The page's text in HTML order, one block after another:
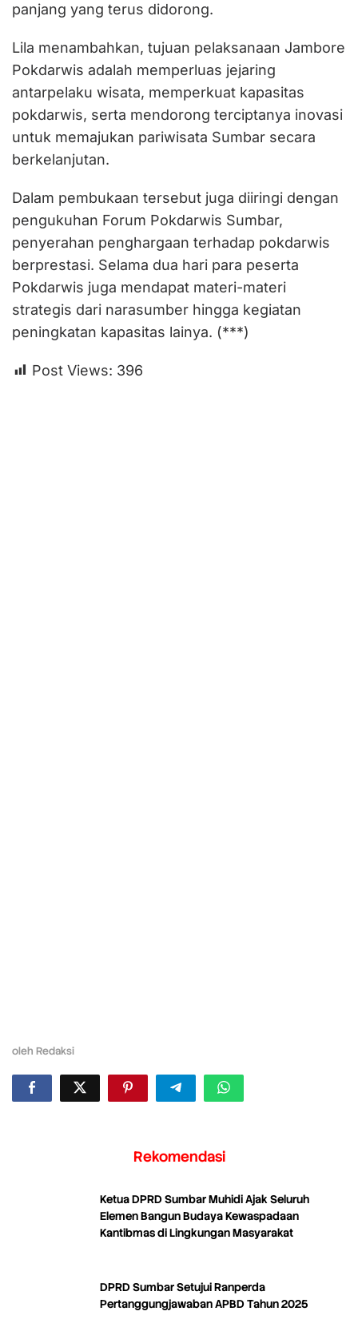
panjang yang terus didorong.
Lila menambahkan, tujuan pelaksanaan Jambore
Pokdarwis adalah memperluas jejaring
antarpelaku wisata, memperkuat kapasitas
pokdarwis, serta mendorong terciptanya inovasi
untuk memajukan pariwisata Sumbar secara
berkelanjutan.
Dalam pembukaan tersebut juga diiringi dengan
pengukuhan Forum Pokdarwis Sumbar,
penyerahan penghargaan terhadap pokdarwis
berprestasi. Selama dua hari para peserta
Pokdarwis juga mendapat materi-materi
strategis dari narasumber hingga kegiatan
peningkatan kapasitas lainya. (***)
Post Views: 396
oleh Redaksi
Rekomendasi
Ketua DPRD Sumbar Muhidi Ajak Seluruh
Elemen Bangun Budaya Kewaspadaan
Kantibmas di Lingkungan Masyarakat
DPRD Sumbar Setujui Ranperda
Pertanggungjawaban APBD Tahun 2025